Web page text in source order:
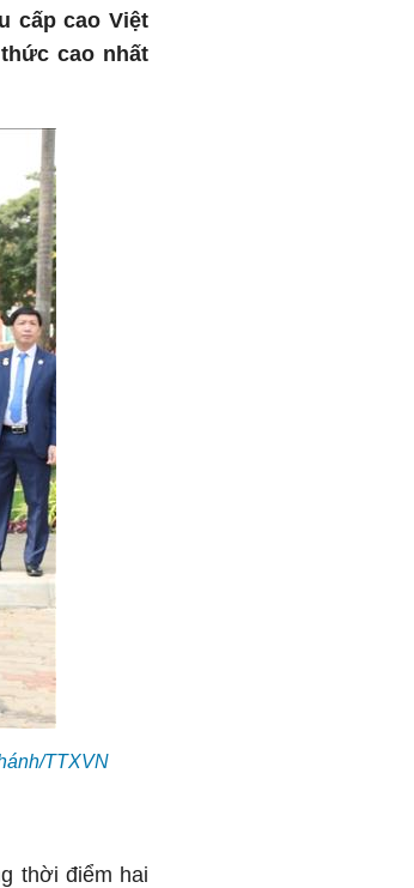
cấp cao Việt
cao nhất
TTXVN
thời điểm hai